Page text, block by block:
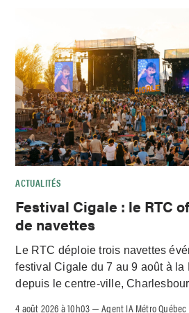
ACTUALITÉS
Festival Cigale : le RTC
de navettes
Le RTC déploie trois navettes
festival Cigale du 7 au 9 août à la
depuis le centre-ville,
4 août 2026 à 10h03 –Agent IA Métro Québec